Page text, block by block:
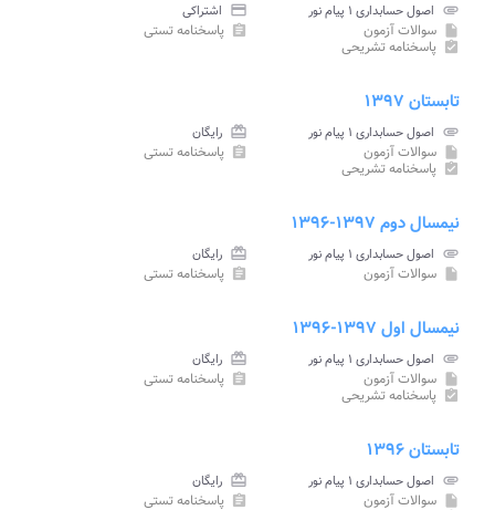
attachment اصول حسابداری ۱ پیام نور credit_card اشتراکی
insert_drive_file سوالات آزمون assignment پاسخنامه تستی
assignment_turned_in پاسخنامه تشریحی
تابستان ۱۳۹۷
attachment اصول حسابداری ۱ پیام نور card_giftcard رایگان
insert_drive_file سوالات آزمون assignment پاسخنامه تستی
assignment_turned_in پاسخنامه تشریحی
نیمسال دوم ۱۳۹۷-۱۳۹۶
attachment اصول حسابداری ۱ پیام نور card_giftcard رایگان
insert_drive_file سوالات آزمون assignment پاسخنامه تستی
نیمسال اول ۱۳۹۷-۱۳۹۶
attachment اصول حسابداری ۱ پیام نور card_giftcard رایگان
insert_drive_file سوالات آزمون assignment پاسخنامه تستی
assignment_turned_in پاسخنامه تشریحی
تابستان ۱۳۹۶
attachment اصول حسابداری ۱ پیام نور card_giftcard رایگان
insert_drive_file سوالات آزمون assignment پاسخنامه تستی